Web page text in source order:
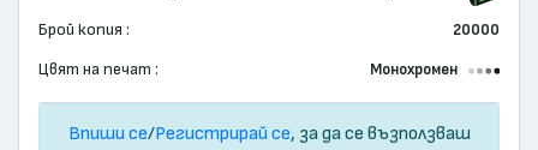
Брой копия : 20000
Цвят на печат : Монохромен
Впиши се/Регистрирай се, за да се възползваш